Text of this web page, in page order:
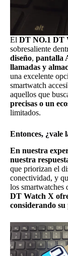
El DT NO.1 DT
sobresaliente
diseño, pantalla
llamadas y
una excelente
smartwatch
aquellos que
precisas o un
limitados.
Entonces, ¿vale
En nuestra
nuestra
que priorizan el
conectividad, y
los smartwatches
DT Watch X
considerando su